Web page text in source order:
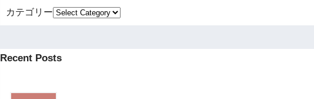
カテゴリー
Recent Posts